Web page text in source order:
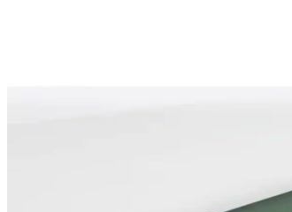
KVK PRİVACY Bordo ve Kaktüs
İki kaliteli silikon kılıfın detaylı